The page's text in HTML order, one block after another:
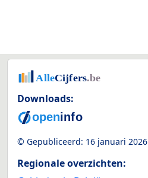
Downloads:
© Gepubliceerd: 16 januari 2026
Regionale overzichten: